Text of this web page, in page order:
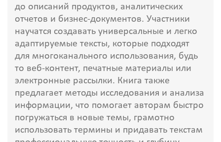
до описаний продуктов, аналитических
отчетов и бизнес-документов. Участники
научатся создавать универсальные и легко
адаптируемые тексты, которые подходят
для многоканального использования, будь
то веб-контент, печатные материалы или
электронные рассылки. Книга также
предлагает методы исследования и анализа
информации, что помогает авторам быстро
погружаться в новые темы, грамотно
использовать термины и придавать текстам